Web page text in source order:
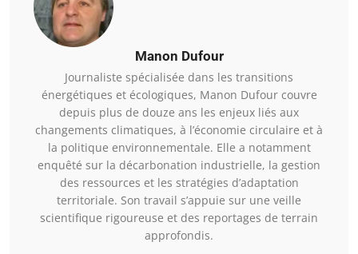
Manon Dufour
Journaliste spécialisée dans les transitions
énergétiques et écologiques, Manon Dufour couvre
depuis plus de douze ans les enjeux liés aux
changements climatiques, à l’économie circulaire et à
la politique environnementale. Elle a notamment
enquêté sur la décarbonation industrielle, la gestion
des ressources et les stratégies d’adaptation
territoriale. Son travail s’appuie sur une veille
scientifique rigoureuse et des reportages de terrain
approfondis.